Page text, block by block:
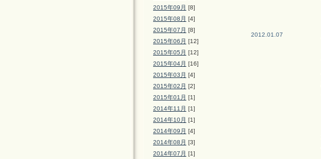
2015年09月 [8]
2015年08月 [4]
2015年07月 [8]
2015年06月 [12]
2015年05月 [12]
2015年04月 [16]
2015年03月 [4]
2015年02月 [2]
2015年01月 [1]
2014年11月 [1]
2014年10月 [1]
2014年09月 [4]
2014年08月 [3]
2014年07月 [1]
2012.01.07